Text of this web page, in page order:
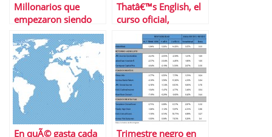
Millonarios que
empezaron siendo
pobres
Thatâ€™s English, el
curso oficial,
cÃ³modo y
econÃ³mico para
aprender inglÃ©s
En quÃ© gasta cada
Trimestre negro en